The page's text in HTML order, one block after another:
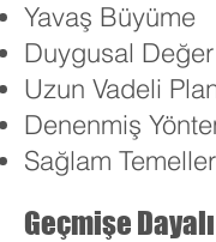
Yavaş Büyüme
Duygusal Değer
Uzun Vadeli
Denenmiş
Sağlam Temeller
Geçmişe